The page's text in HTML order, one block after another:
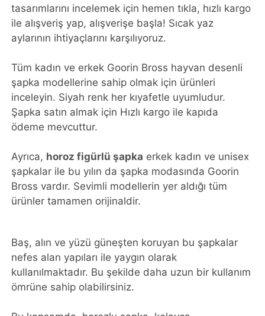
tasarımlarını incelemek için hemen tıkla, hızlı kargo
ile alışveriş yap, alışverişe başla! Sıcak yaz
aylarının ihtiyaçlarını karşılıyoruz.
Tüm kadın ve erkek Goorin Bross hayvan desenli
şapka modellerine sahip olmak için ürünleri
inceleyin. Siyah renk her kıyafetle uyumludur.
Şapka satın almak için Hızlı kargo ile kapıda
ödeme mevcuttur.
Ayrıca, horoz figürlü şapka erkek kadın ve unisex
şapkalar ile bu yılın da şapka modasında Goorin
Bross vardır. Sevimli modellerin yer aldığı tüm
ürünler tamamen orijinaldir.
Baş, alın ve yüzü güneşten koruyan bu şapkalar
nefes alan yapıları ile yaygın olarak
kullanılmaktadır. Bu şekilde daha uzun bir kullanım
ömrüne sahip olabilirsiniz.